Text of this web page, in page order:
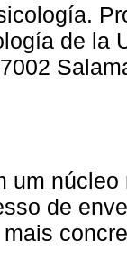
de la
um
de